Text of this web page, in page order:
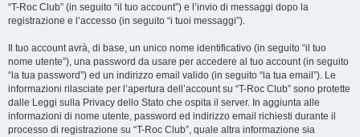
“T-Roc Club” (in seguito “il tuo account”) e l’invio di messaggi dopo la
registrazione e l’accesso (in seguito “i tuoi messaggi”).
Il tuo account avrà, di base, un unico nome identificativo (in seguito “il tuo
nome utente”), una password da usare per accedere al tuo account (in seguito
“la tua password”) ed un indirizzo email valido (in seguito “la tua email”). Le
informazioni rilasciate per l’apertura dell’account su “T-Roc Club” sono protette
dalle Leggi sulla Privacy dello Stato che ospita il server. In aggiunta alle
informazioni di nome utente, password ed indirizzo email richiesti durante il
processo di registrazione su “T-Roc Club”, quale altra informazione sia